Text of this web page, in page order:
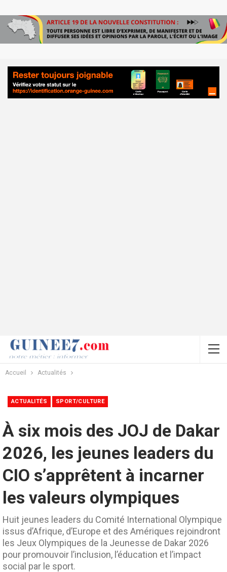
Accueil Actualités
ACTUALITÉS SPORT/CULTURE
À six mois des JOJ de Dakar
2026, les jeunes leaders du
CIO s’apprêtent à incarner
les valeurs olympiques
Huit jeunes leaders du Comité International Olympique
issus d’Afrique, d’Europe et des Amériques rejoindront
les Jeux Olympiques de la Jeunesse de Dakar 2026
pour promouvoir l’inclusion, l’éducation et l’impact
social par le sport.